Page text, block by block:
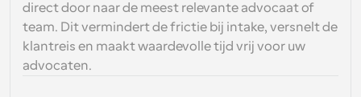
direct door naar de meest relevante advocaat of
team. Dit vermindert de frictie bij intake, versnelt de
klantreis en maakt waardevolle tijd vrij voor uw
advocaten.